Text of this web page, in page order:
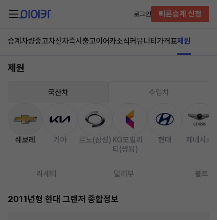
로그인 빠른승계 신청
승계차량중고차신차즉시출고이어카소식커뮤니티 가격표제원
제원
국산차 수입차
쉐보레 기아 르노(삼성) KG모빌리
티(쌍용)
현대 제네시스
라세티 말리부 볼트
2011년형 현대 그랜저 종합정보